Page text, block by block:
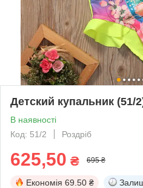
Детский купальник (51/
В наявності
Код: 51/2
Роздріб
625,50 ₴ 695 ₴
Економія 69.50 ₴